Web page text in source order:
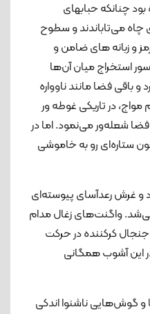
چنانکه حبابهای
چاه می‌تاباندند و سطوح
و زبانه های ضامن و
استخراج میان آن‌ها
باقی فضا مانند ناوواره
در تاریکی غوطه ور
فضا شعله‌ور می‌نمود. اما در
ستاره‌ای رو به خاموشی
و غرش رعدآسای پیوسته‌ای
واگنت‌های زغال مدام
کرکننده در حرکت
این آشوب همگانی
و گوش‌هایی ناشنوا اندکی